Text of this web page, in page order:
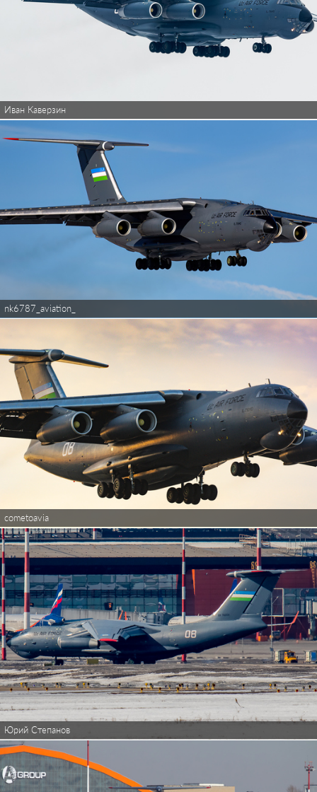
Иван Каверзин
nk6787_aviation_
cometoavia
Юрий Степанов